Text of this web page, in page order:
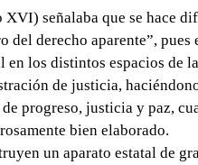
señalaba que se hace
del derecho aparente”, pues
en los distintos espacios de la
de justicia,
progreso, justicia y paz,
bien elaborado.
un aparato estatal de